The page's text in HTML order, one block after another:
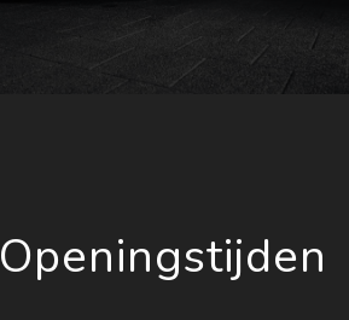
Openingstijden